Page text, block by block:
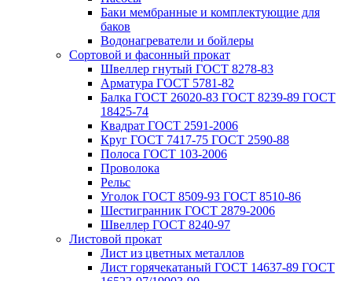
Баки мембранные и комплектующие для
баков
Водонагреватели и бойлеры
Сортовой и фасонный прокат
Швеллер гнутый ГОСТ 8278-83
Арматура ГОСТ 5781-82
Балка ГОСТ 26020-83 ГОСТ 8239-89 ГОСТ
18425-74
Квадрат ГОСТ 2591-2006
Круг ГОСТ 7417-75 ГОСТ 2590-88
Полоса ГОСТ 103-2006
Проволока
Рельс
Уголок ГОСТ 8509-93 ГОСТ 8510-86
Шестигранник ГОСТ 2879-2006
Швеллер ГОСТ 8240-97
Листовой прокат
Лист из цветных металлов
Лист горячекатаный ГОСТ 14637-89 ГОСТ